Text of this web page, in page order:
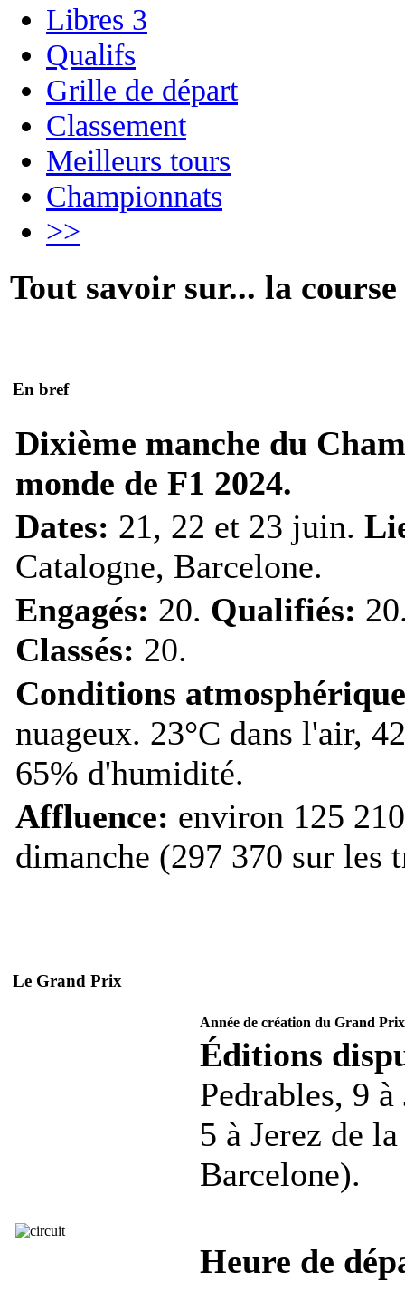
Libres 3
Qualifs
Grille de départ
Classement
Meilleurs tours
Championnats
>>
Tout savoir sur... la course
En bref
Dixième manche du
monde de F1 2024.
Dates: 21, 22 et 23 juin.
Catalogne, Barcelone.
Engagés: 20. Qualifiés:
Classés: 20.
Conditions
nuageux. 23°C dans l'air,
65% d'humidité.
Affluence: environ 125
dimanche (297 370 sur les
Le Grand Prix
Année de création du Grand
Éditions
Pedrables, 9
5 à Jerez de
Barcelone).
Heure de